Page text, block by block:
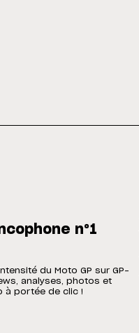
n°1
du Moto GP sur GP-
analyses, photos et
à portée de clic !